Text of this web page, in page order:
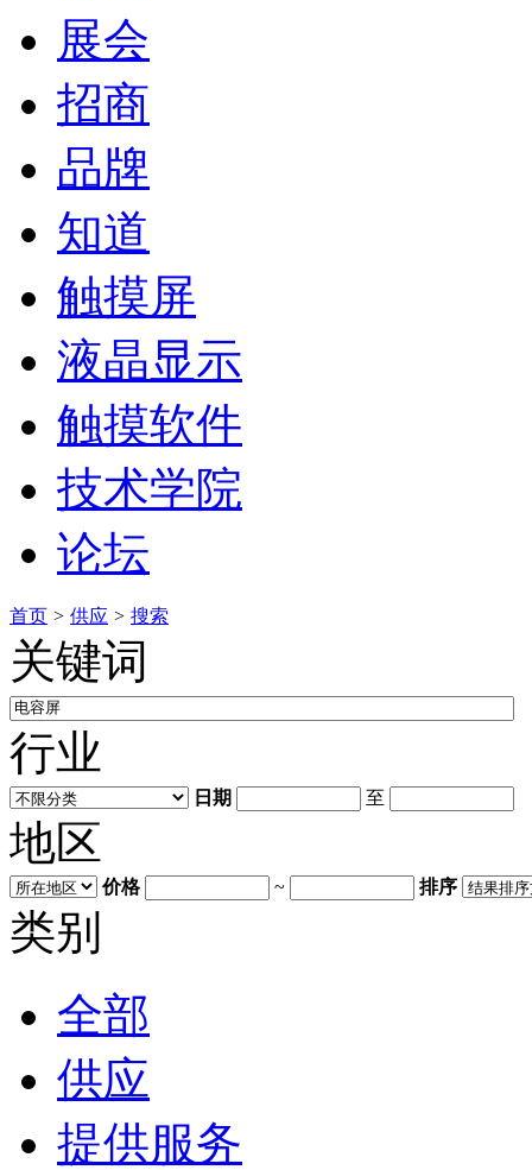
展会
招商
品牌
知道
触摸屏
液晶显示
触摸软件
技术学院
论坛
首页 > 供应 > 搜索
关键词
行业
日期 至
地区
价格 ~ 排序
类别
全部
供应
提供服务